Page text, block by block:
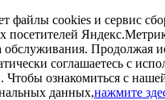
файлы cookies и сервис
посетителей
обслуживания. Продолжая
соглашаетесь с
Чтобы ознакомиться с
данных,нажмите